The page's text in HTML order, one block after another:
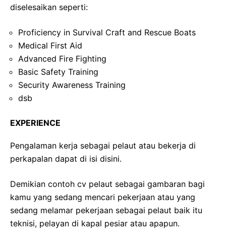
diselesaikan seperti:
Proficiency in Survival Craft and Rescue Boats
Medical First Aid
Advanced Fire Fighting
Basic Safety Training
Security Awareness Training
dsb
EXPERIENCE
Pengalaman kerja sebagai pelaut atau bekerja di
perkapalan dapat di isi disini.
Demikian contoh cv pelaut sebagai gambaran bagi
kamu yang sedang mencari pekerjaan atau yang
sedang melamar pekerjaan sebagai pelaut baik itu
teknisi, pelayan di kapal pesiar atau apapun.